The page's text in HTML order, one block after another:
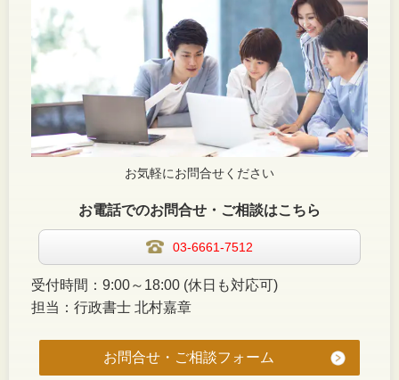
お気軽にお問合せください
お電話でのお問合せ・ご相談はこちら
03-6661-7512
受付時間：9:00～18:00 (休日も対応可)
担当：行政書士 北村嘉章
お問合せ・ご相談フォーム